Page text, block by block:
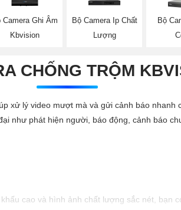
Camera Ghi Âm
Kbvision
Bộ Camera Ip Chất
Lượng
Bộ
CHỐNG TRỘM
xử lý video mượt mà và gửi cảnh báo
như phát hiện người, báo động, cảnh báo
cao và hình ảnh chất lượng sắc nét, bạn